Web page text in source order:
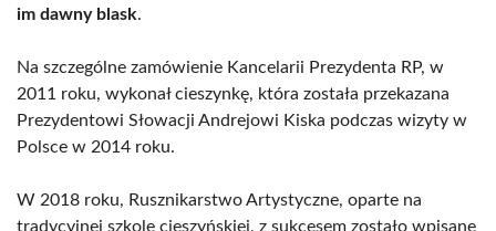
im dawny blask.
Na szczególne zamówienie Kancelarii Prezydenta RP, w
2011 roku, wykonał cieszynkę, która została przekazana
Prezydentowi Słowacji Andrejowi Kiska podczas wizyty w
Polsce w 2014 roku.
W 2018 roku, Rusznikarstwo Artystyczne, oparte na
tradycyjnej szkole cieszyńskiej, z sukcesem zostało wpisane